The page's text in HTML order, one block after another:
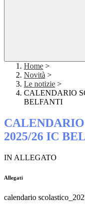
Home >
Novità >
Le notizie >
CALENDARIO
BELFANTI
2025/26 IC
IN ALLEGATO
Allegati
calendario